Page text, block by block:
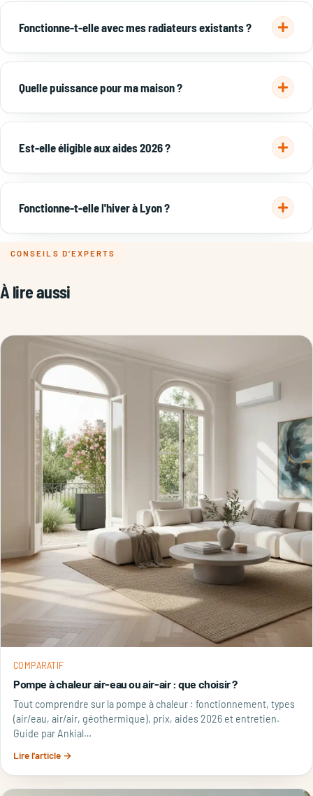
Fonctionne-t-elle avec mes radiateurs existants ?
Oui : une PAC haute température conserve vos radiateurs en
chauffant.
Quelle puissance pour ma maison ?
~8 kW pour 80–100 m², ~11 kW pour 120–150 m², 14–16 kW au-
Est-elle éligible aux aides 2026 ?
Oui : aides à la rénovation énergétique (jusqu'à 5 000 €) +
chaleur.Détail →
Fonctionne-t-elle l'hiver à Lyon ?
compatible.
CONSEILS D'EXPERTS
À lire aussi
COMPARATIF
Pompe à chaleur air-eau ou air-air : que choisir ?
Tout comprendre sur la pompe à chaleur : fonctionnement, types
(air/eau, air/air, géothermique), prix, aides 2026 et entretien.
Guide par Ankial…
Lire l'article →